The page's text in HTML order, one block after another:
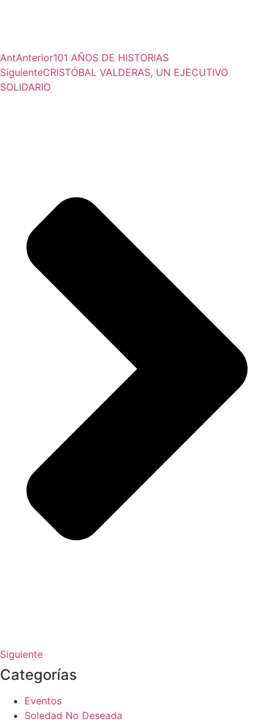
AntAnterior101 AÑOS DE HISTORIAS
SiguienteCRISTÓBAL VALDERAS, UN EJECUTIVO
SOLIDARIO
Siguiente
Categorías
Eventos
Soledad No Deseada